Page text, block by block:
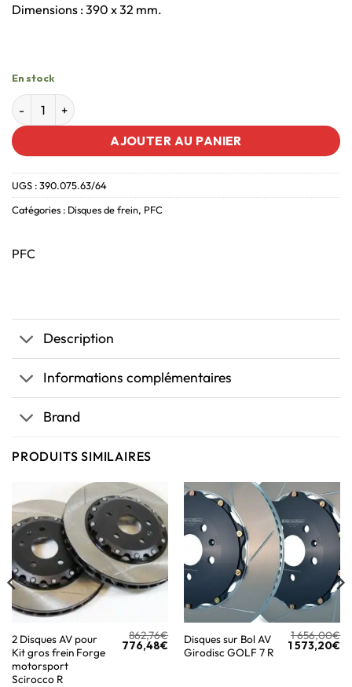
Dimensions : 390 x 32 mm.
En stock
AJOUTER AU PANIER
UGS :390.075.63/64
Catégories : Disques de frein, PFC
PFC
Description
Informations complémentaires
Brand
PRODUITS SIMILAIRES
2 Disques AV pour
Kit gros frein Forge
motorsport
Scirocco R
862,76€
776,48€
Disques sur Bol AV
Girodisc GOLF 7 R
1 656,00€
1 573,20€